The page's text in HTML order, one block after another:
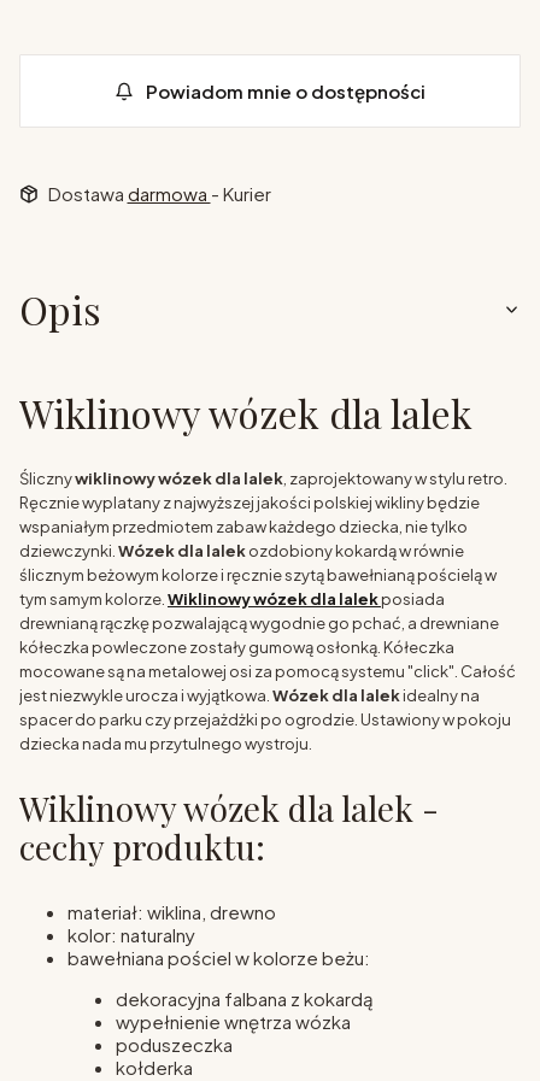
Powiadom mnie o dostępności
Dostawa darmowa - Kurier
Opis
Wiklinowy wózek dla lalek
Ślicznywiklinowy wózek dla lalek, zaprojektowany w stylu retro.
Ręcznie wyplatany z najwyższej jakości polskiej wikliny będzie
wspaniałym przedmiotem zabaw każdego dziecka, nie tylko
dziewczynki.Wózek dla lalekozdobiony kokardą w równie
ślicznym beżowym kolorze i ręcznie szytą bawełnianą pościelą w
tym samym kolorze.Wiklinowy wózek dla lalekposiada
drewnianą rączkę pozwalającą wygodnie go pchać, a drewniane
kółeczka powleczone zostały gumową osłonką. Kółeczka
mocowane są na metalowej osi za pomocą systemu "click". Całość
jest niezwykle urocza i wyjątkowa.Wózek dla lalekidealny na
spacer do parku czy przejażdżki po ogrodzie. Ustawiony w pokoju
dziecka nada mu przytulnego wystroju.
Wiklinowy wózek dla lalek -
cechy produktu:
materiał: wiklina, drewno
kolor: naturalny
bawełniana pościel w kolorze beżu:
dekoracyjna falbana z kokardą
wypełnienie wnętrza wózka
poduszeczka
kołderka